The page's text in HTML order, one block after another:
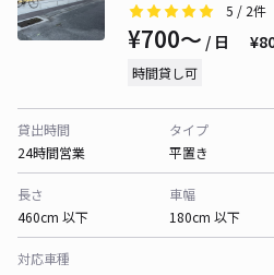
5 / 2件
¥700〜 / 日
時間貸し可
貸出時間
24時間営業
タイプ
平置き
長さ
460cm 以下
車幅
180cm 以下
対応車種